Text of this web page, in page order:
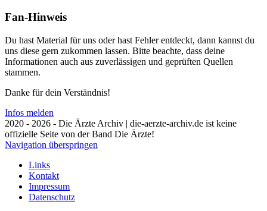
Fan-Hinweis
Du hast Material für uns oder hast Fehler entdeckt, dann kannst du
uns diese gern zukommen lassen. Bitte beachte, dass deine
Informationen auch aus zuverlässigen und geprüften Quellen
stammen.
Danke für dein Verständnis!
Infos melden
2020 - 2026 - Die Ärzte Archiv | die-aerzte-archiv.de ist keine
offizielle Seite von der Band Die Ärzte!
Navigation überspringen
Links
Kontakt
Impressum
Datenschutz